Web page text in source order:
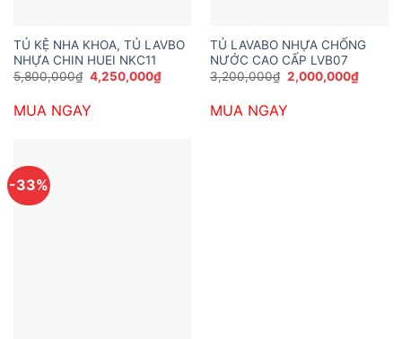
TỦ KỆ NHA KHOA, TỦ LAVBO
NHỰA CHIN HUEI NKC11
5,800,000₫ Giá
gốc
5,800,000₫.
4,250,000₫Giá
hiện
MUA NGAY
TỦ LAVABO NHỰA CHỐNG
NƯỚC CAO CẤP LVB07
3,200,000₫ Giá
gốc
3,200,000₫.
2,000,000₫Giá
hiện
MUA NGAY
-33%